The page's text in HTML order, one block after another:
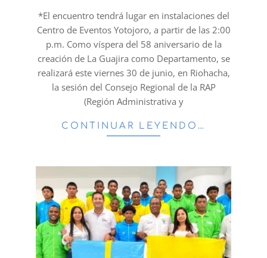
29
*El encuentro tendrá lugar en instalaciones del
Centro de Eventos Yotojoro, a partir de las 2:00
p.m. Como víspera del 58 aniversario de la
creación de La Guajira como Departamento, se
realizará este viernes 30 de junio, en Riohacha,
la sesión del Consejo Regional de la RAP
(Región Administrativa y
CONTINUAR LEYENDO…